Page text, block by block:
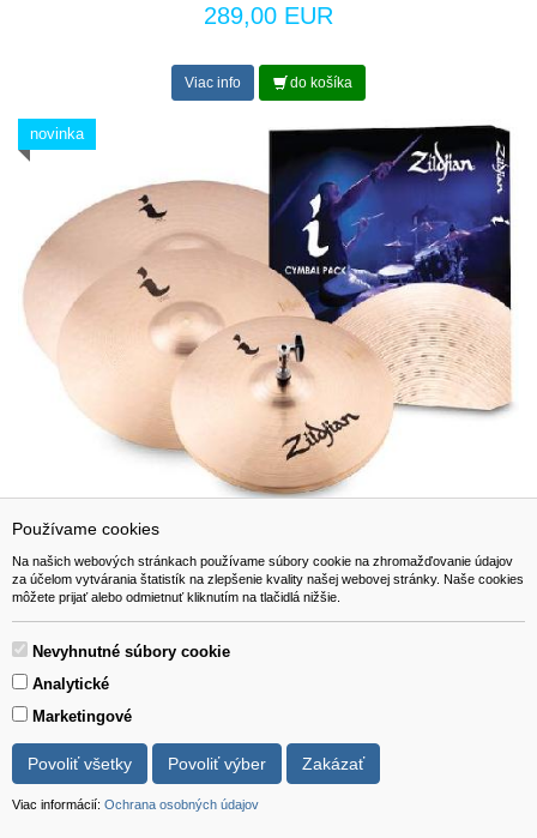
Používame cookies
Na našich webových stránkach používame súbory cookie na zhromažďovanie údajov
za účelom vytvárania štatistík na zlepšenie kvality našej webovej stránky. Naše cookies
môžete prijať alebo odmietnuť kliknutím na tlačidlá nižšie.
Nevyhnutné súbory cookie
Analytické
Marketingové
Povoliť všetky Povoliť výber Zakázať
Viac informácií: Ochrana osobných údajov
289,00 EUR
Viac info do košíka
novinka
Zildjian I Series Standard Gig Cymbal Pack
310,00 EUR
novinka